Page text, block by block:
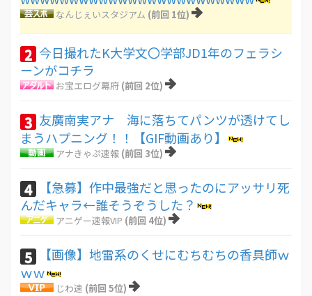
なんじぇいスタジアム (前回 1位)
2 今日撮れたK大学文〇学部JD1年のフェラシ
ーンがコチラ
お宝エログ幕府 (前回 2位)
3 友廣南実アナ 海に落ちてパンツが透けてし
まうハプニング！！【GIF動画あり】
アナきゃぷ速報 (前回 3位)
4
【急募】作中最強だと思ったのにアッサリ死
んだキャラ←誰そうぞうした？
アニゲー速報VIP (前回 4位)
5
【画像】地雷系のくせにむちむちの香具師ｗ
ｗｗ
じわ速 (前回 5位)